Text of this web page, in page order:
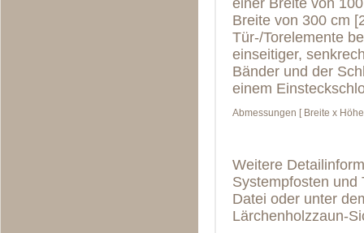
Breite von 300 cm
Tür-/Torelemente
einseitiger,
Bänder und der
einem
Abmessungen [ Breite x
Weitere
Systempfosten und
Datei oder unter
Lärchenholzzaun-